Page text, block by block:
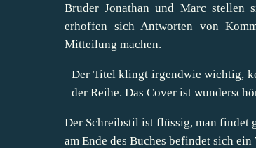
Bruder Jonathan und Marc stellen
erhoffen sich Antworten von
Mitteilung machen.
Der Titel klingt irgendwie wichtig,
der Reihe. Das Cover ist
Der Schreibstil ist flüssig, man findet
am Ende des Buches befindet sich